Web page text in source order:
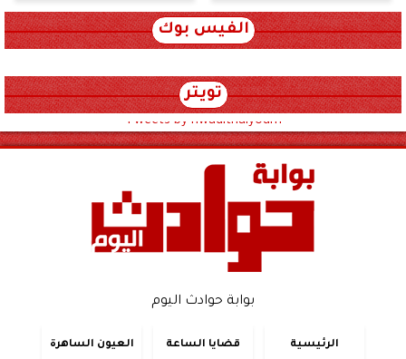
الفيس بوك
تويتر
Tweets by hwadithalyoum
بوابة حوادث اليوم
الرئيسية قضايا الساعة العيون الساهرة